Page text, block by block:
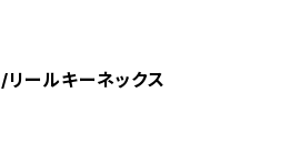
ールキーネックス